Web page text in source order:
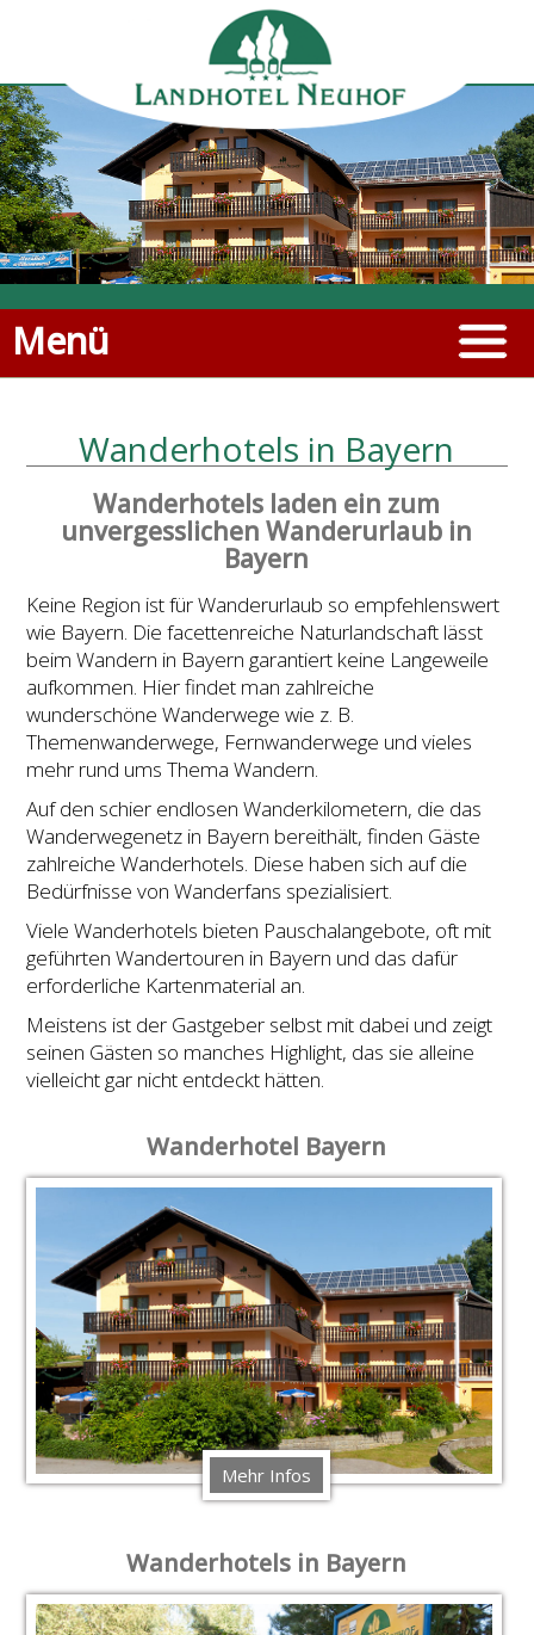
Menü
Wanderhotels in Bayern
Wanderhotels laden ein zum
unvergesslichen Wanderurlaub in
Bayern
Keine Region ist für Wanderurlaub so empfehlenswert
wie Bayern. Die facettenreiche Naturlandschaft lässt
beim Wandern in Bayern garantiert keine Langeweile
aufkommen. Hier findet man zahlreiche
wunderschöne Wanderwege wie z. B.
Themenwanderwege, Fernwanderwege und vieles
mehr rund ums Thema Wandern.
Auf den schier endlosen Wanderkilometern, die das
Wanderwegenetz in Bayern bereithält, finden Gäste
zahlreiche Wanderhotels. Diese haben sich auf die
Bedürfnisse von Wanderfans spezialisiert.
Viele Wanderhotels bieten Pauschalangebote, oft mit
geführten Wandertouren in Bayern und das dafür
erforderliche Kartenmaterial an.
Meistens ist der Gastgeber selbst mit dabei und zeigt
seinen Gästen so manches Highlight, das sie alleine
vielleicht gar nicht entdeckt hätten.
Wanderhotel Bayern
Mehr Infos
Wanderhotels in Bayern